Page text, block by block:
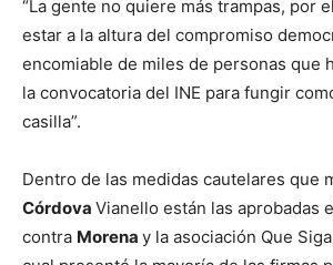
“La gente no quiere más trampas, por
estar a la altura del compromiso
encomiable de miles de personas que
la convocatoria del INE para fungir
casilla”.
Dentro de las medidas cautelares que
Córdova Vianello están las aprobadas
contra Morena y la asociación Que